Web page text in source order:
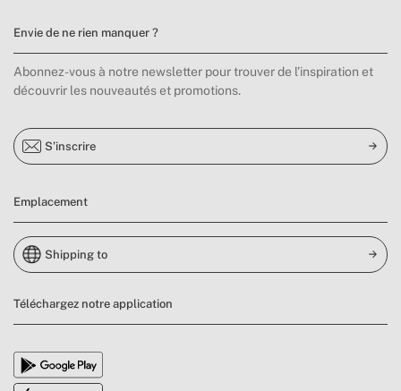
Envie de ne rien manquer ?
Abonnez-vous à notre newsletter pour trouver de l’inspiration et
découvrir les nouveautés et promotions.
S’inscrire
Emplacement
Shipping to
Téléchargez notre application